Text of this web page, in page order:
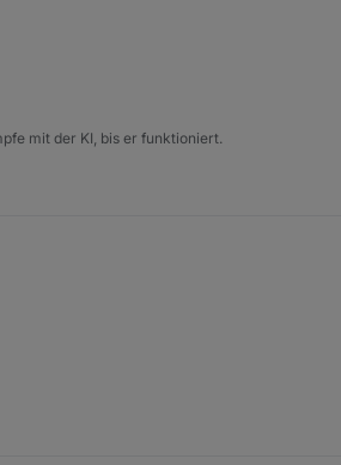
noch? :)
mit der KI, bis er funktioniert.